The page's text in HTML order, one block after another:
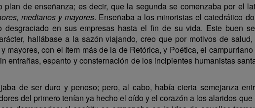
de enseñanza; es decir, que la segunda se comenzaba por el
medianos y mayores. Enseñaba a los minoristas el catedrático
desgraciado en sus empresas hasta el fin de su vida. Este buen
hallábase a la sazón viajando, creo que por motivos de
mayores, con el ítem más de la de Retórica, y Poética, el
entrañas, espanto y consternación de los incipientes humanistas
de ser duro y penoso; pero, al cabo, había cierta semejanza
del primero tenían ya hecho el oído y el corazón a los alaridos